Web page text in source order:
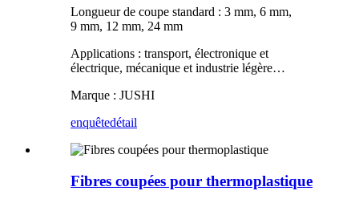
Longueur de coupe standard : 3 mm, 6 mm,
9 mm, 12 mm, 24 mm
Applications : transport, électronique et
électrique, mécanique et industrie légère…
Marque : JUSHI
enquêtedétail
Fibres coupées pour thermoplastique